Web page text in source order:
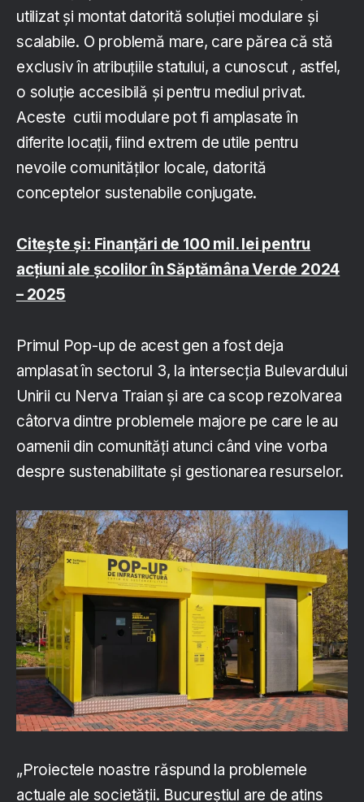
utilizat și montat datorită soluției modulare și
scalabile. O problemă mare, care părea că stă
exclusiv în atribuțiile statului, a cunoscut , astfel,
o soluție accesibilă și pentru mediul privat.
Aceste cutii modulare pot fi amplasate în
diferite locații, fiind extrem de utile pentru
nevoile comunităților locale, datorită
conceptelor sustenabile conjugate.
Citește și: Finanțări de 100 mil. lei pentru
acțiuni ale școlilor în Săptămâna Verde 2024
– 2025
Primul Pop-up de acest gen a fost deja
amplasat în sectorul 3, la intersecția Bulevardului
Unirii cu Nerva Traian și are ca scop rezolvarea
câtorva dintre problemele majore pe care le au
oamenii din comunități atunci când vine vorba
despre sustenabilitate și gestionarea resurselor.
„Proiectele noastre răspund la problemele
actuale ale societății. Bucureștiul are de atins